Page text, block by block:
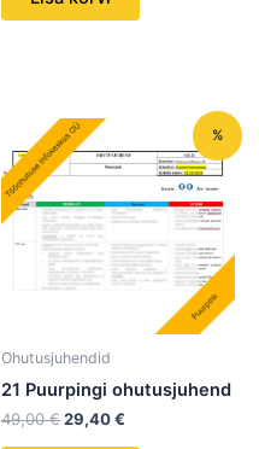
%
Ohutusjuhendid
21 Puurpingi ohutusjuhend
49,00€
Algne
hind
oli:
29,40€
Praegune
hind
on:
29,40 €.